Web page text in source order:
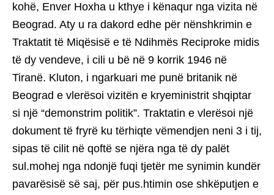
kohë, Enver Hoxha u kthye i kënaqur nga vizita në
Beograd. Aty u ra dakord edhe për nënshkrimin e
Traktatit të Miqësisë e të Ndihmës Reciproke midis
të dy vendeve, i cili u bë në 9 korrik 1946 në
Tiranë. Kluton, i ngarkuari me punë britanik në
Beograd e vlerësoi vizitën e kryeministrit shqiptar
si një “demonstrim politik”. Traktatin e vlerësoi një
dokument të fryrë ku tërhiqte vëmendjen neni 3 i tij,
sipas të cilit në qoftë se njëra nga të dy palët
sul.mohej nga ndonjë fuqi tjetër me synimin kundër
pavarësisë së saj, për pus.htimin ose shkëputjen e